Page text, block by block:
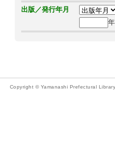
出版／発行年月
年
Copyright © Yamanashi Prefectural Library